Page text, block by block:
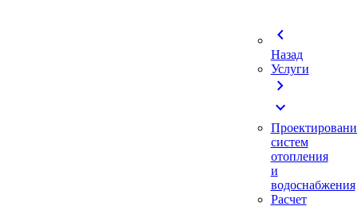
chevron_left
Назад
Услуги
chevron_right
expand_more
систем
отопления
и
водоснабжения
Расчет